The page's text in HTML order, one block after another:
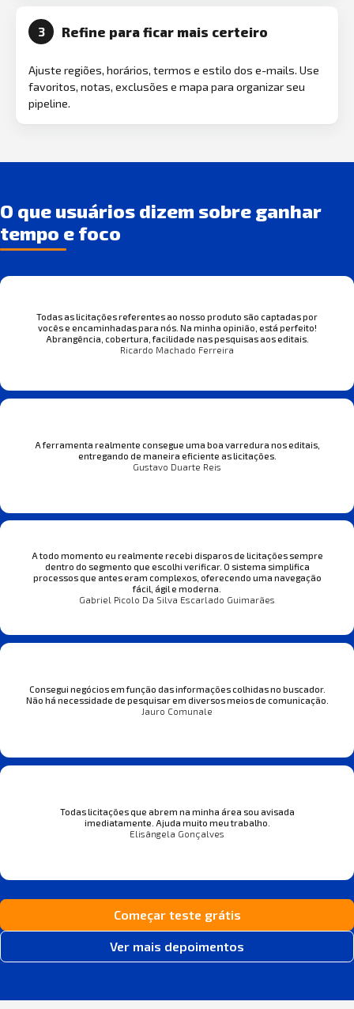
3 Refine para ficar mais certeiro
Ajuste regiões, horários, termos e estilo dos e-mails. Use
favoritos, notas, exclusões e mapa para organizar seu
pipeline.
O que usuários dizem sobre ganhar
tempo e foco
Todas as licitações referentes ao nosso produto são captadas por
vocês e encaminhadas para nós. Na minha opinião, está perfeito!
Abrangência, cobertura, facilidade nas pesquisas aos editais.
Ricardo Machado Ferreira
A ferramenta realmente consegue uma boa varredura nos editais,
entregando de maneira eficiente as licitações.
Gustavo Duarte Reis
A todo momento eu realmente recebi disparos de licitações sempre
dentro do segmento que escolhi verificar. O sistema simplifica
processos que antes eram complexos, oferecendo uma navegação
fácil, ágil e moderna.
Gabriel Picolo Da Silva Escarlado Guimarães
Consegui negócios em função das informações colhidas no buscador.
Não há necessidade de pesquisar em diversos meios de comunicação.
Jauro Comunale
Todas licitações que abrem na minha área sou avisada
imediatamente. Ajuda muito meu trabalho.
Elisângela Gonçalves
Começar teste grátis
Ver mais depoimentos